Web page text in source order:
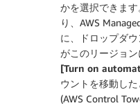
かを選択できます
り、AWS
に、ドロップダ
がこのリージョ
[Turn on
ウントを移動し
(AWS Control